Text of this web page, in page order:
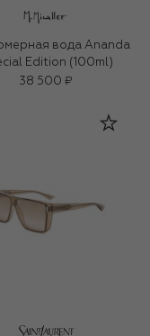
вода Ananda
Edition (100ml)
38 500 ₽